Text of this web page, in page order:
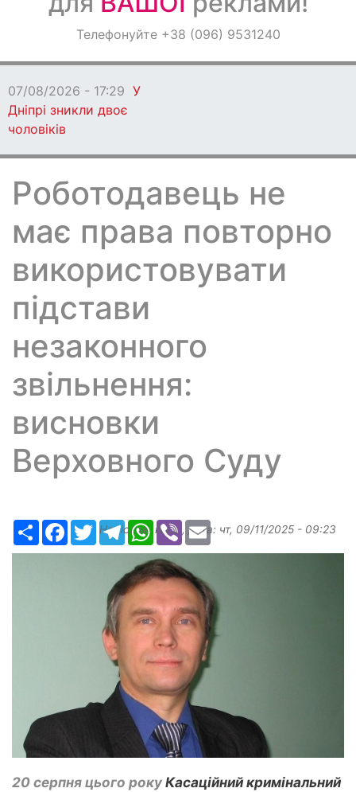
ОголошенняТелефонуйте +38 (096) 9531240
07/08/2026 - 17:29 У
Дніпрі зникли двоє
чоловіків
Роботодавець не
має права повторно
використовувати
підстави
незаконного
звільнення:
висновки
Верховного Суду
РесурсFacebook
TwitterTelegramWhatsApp
ViberEmail
Надіслав: ilona , дата: чт, 09/11/2025 - 09:23
20 серпня цього рокуКасаційний кримінальний